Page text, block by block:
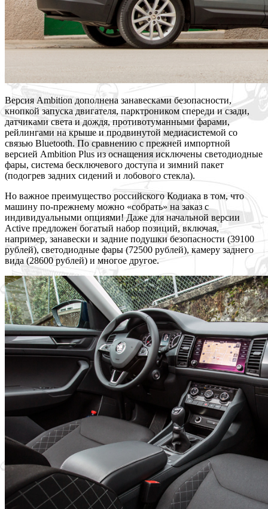
Версия Ambition дополнена занавесками безопасности,
кнопкой запуска двигателя, парктроником спереди и сзади,
датчиками света и дождя, противотуманными фарами,
рейлингами на крыше и продвинутой медиасистемой со
связью Bluetooth. По сравнению с прежней импортной
версией Ambition Plus из оснащения исключены светодиодные
фары, система бесключевого доступа и зимний пакет
(подогрев задних сидений и лобового стекла).
Но важное преимущество российского Кодиака в том, что
машину по-прежнему можно «собрать» на заказ с
индивидуальными опциями! Даже для начальной версии
Active предложен богатый набор позиций, включая,
например, занавески и задние подушки безопасности (39100
рублей), светодиодные фары (72500 рублей), камеру заднего
вида (28600 рублей) и многое другое.